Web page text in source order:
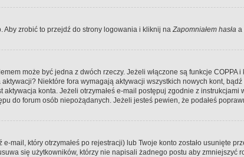
Aby zrobić to przejdź do strony logowania i kliknij naZapomniałem hasła a
może być jedna z dwóch rzeczy. Jeżeli włączone są funkcje COPPA i
Niektóre fora wymagają aktywacji wszystkich nowych kont,
konta. Jeżeli otrzymałeś e-mail postępuj zgodnie z instrukcjami
do forum osób niepożądanych. Jeżeli jesteś pewien, że podałeś
mail, który otrzymałeś po rejestracji) lub Twoje konto zostało usunięte
się użytkowników, którzy nie napisali żadnego postu aby zmniejszyć